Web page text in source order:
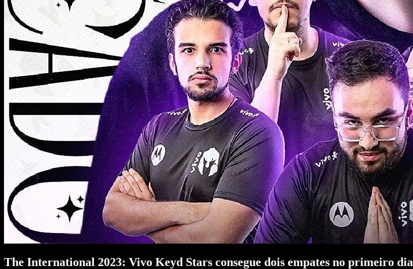
The International 2023: Vivo Keyd Stars consegue dois empates no primeiro dia